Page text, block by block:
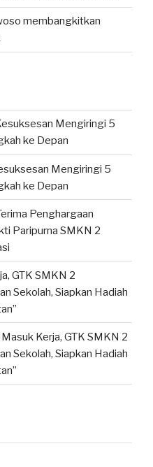
membangkitkan
Mengiringi 5
ke Depan
Mengiringi 5
ke Depan
Penghargaan
Paripurna SMKN 2
GTK SMKN 2
Sekolah, Siapkan Hadiah
Kerja, GTK SMKN 2
Sekolah, Siapkan Hadiah